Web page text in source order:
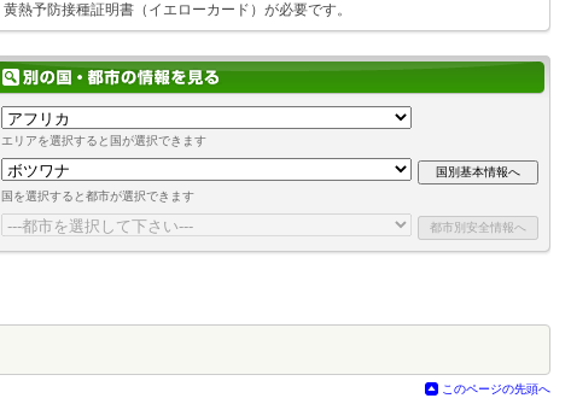
黄熱予防接種証明書（イエローカード）が必要です。
エリアを選択すると国が選択できます
国を選択すると都市が選択できます
このページの先頭へ